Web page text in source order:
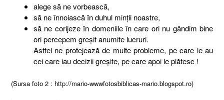
alege să ne vorbească,
să ne înnoiască în duhul minţii noastre,
să ne corijeze în domeniile în care ori nu gândim bine
ori percepem greşit anumite lucruri.
Astfel ne protejează de multe probleme, pe care le au
cei care iau decizii greşite, pe care apoi le plătesc !
(Sursa foto 2 : http://mario-wwwfotosbiblicas-mario.blogspot.ro)